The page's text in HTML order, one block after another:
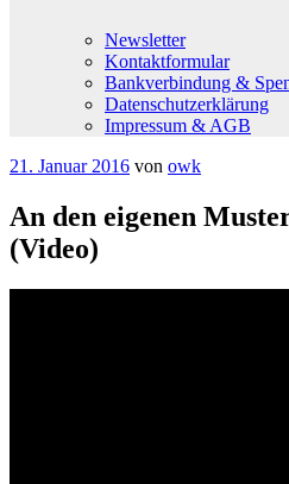
Newsletter
Kontaktformular
Bankverbindung &
Datenschutzerklärung
Impressum & AGB
Veröffentlicht
21. Januar 2016 von owk
An den eigenen
(Video)